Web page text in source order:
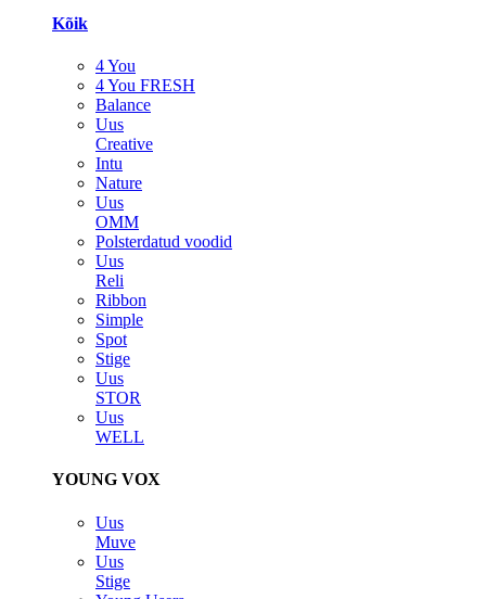
Kõik
4 You
4 You FRESH
Balance
Uus
Creative
Intu
Nature
Uus
OMM
Polsterdatud voodid
Uus
Reli
Ribbon
Simple
Spot
Stige
Uus
STOR
Uus
WELL
YOUNG VOX
Uus
Muve
Uus
Stige